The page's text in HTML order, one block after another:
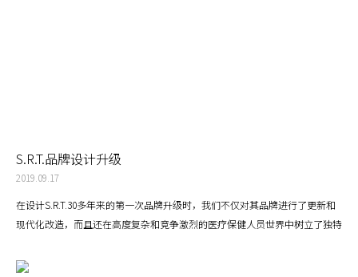
S.R.T.品牌设计升级
2019.09.17
在设计S.R.T.30多年来的第一次品牌升级时，我们不仅对其品牌进行了更新和
现代化改造，而且还在高度复杂和竞争激烈的医疗保健人员世界中树立了独特